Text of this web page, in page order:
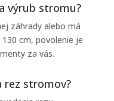
výrub stromu?
záhrady alebo má
cm, povolenie je
za vás.
rez stromov?